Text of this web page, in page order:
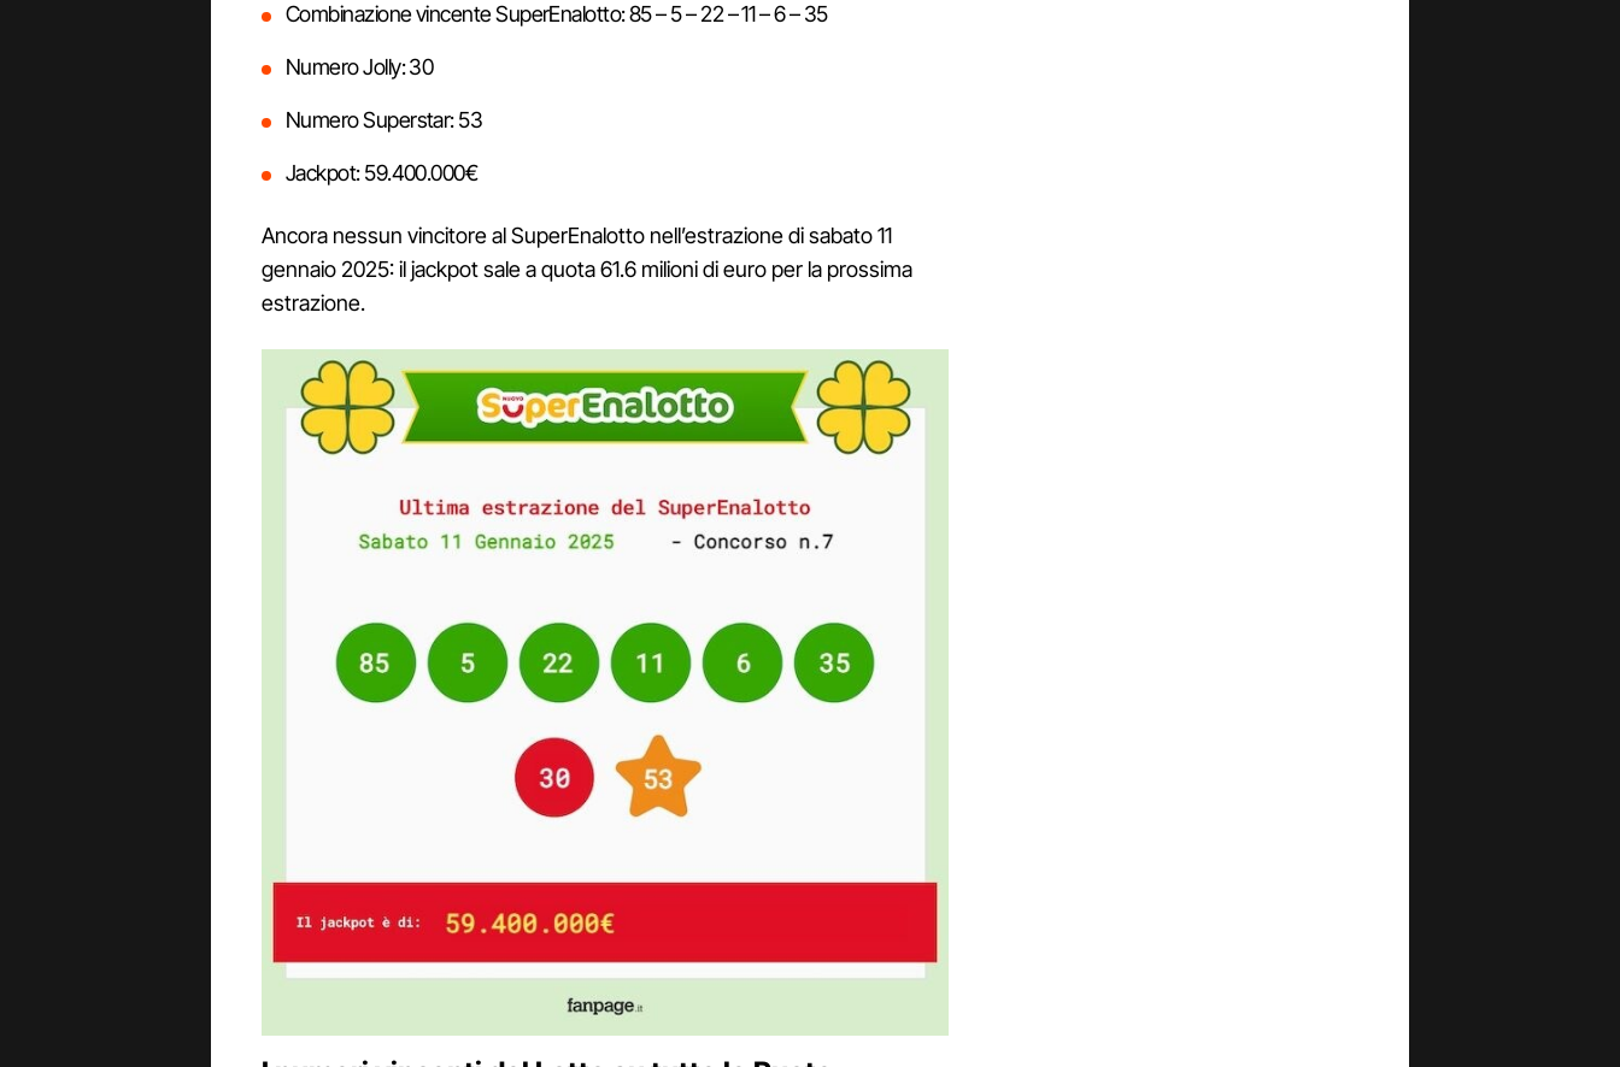
Combinazione vincente SuperEnalotto: 85 – 5 – 22 – 11 – 6 – 35
Numero Jolly: 30
Numero Superstar: 53
Jackpot: 59.400.000€
Ancora nessun vincitore al SuperEnalotto nell’estrazione di sabato 11
gennaio 2025: il jackpot sale a quota 61.6 milioni di euro per la prossima
estrazione.